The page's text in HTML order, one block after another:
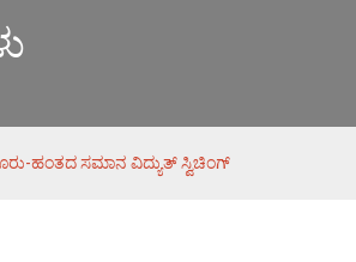
ಹಂತದ ಸಮಾನ ವಿದ್ಯುತ್ ಸ್ವಿಚಿಂಗ್